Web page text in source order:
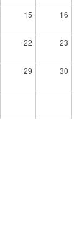
15 16
22 23
29 30